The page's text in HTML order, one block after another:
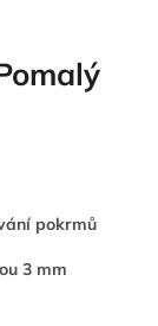
pokrmů
3 mm